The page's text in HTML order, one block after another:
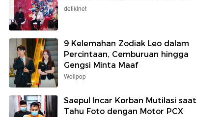
detikInet
9 Kelemahan Zodiak Leo dalam
Percintaan, Cemburuan hingga
Gengsi Minta Maaf
Wolipop
Saepul Incar Korban Mutilasi saat
Tahu Foto dengan Motor PCX